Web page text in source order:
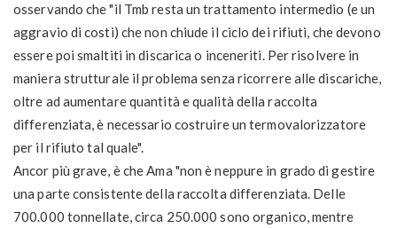
osservando che "il Tmb resta un trattamento intermedio (e un
aggravio di costi) che non chiude il ciclo dei rifiuti, che devono
essere poi smaltiti in discarica o inceneriti. Per risolvere in
maniera strutturale il problema senza ricorrere alle discariche,
oltre ad aumentare quantità e qualità della raccolta
differenziata, è necessario costruire un termovalorizzatore
per il rifiuto tal quale".
Ancor più grave, è che Ama "non è neppure in grado di gestire
una parte consistente della raccolta differenziata. Delle
700.000 tonnellate, circa 250.000 sono organico, mentre